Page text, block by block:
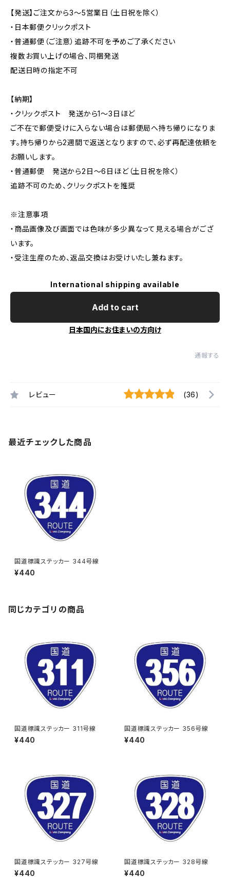
【発送】ご注文から3〜5営業日（土日祝を除く）
・日本郵便クリックポスト
・普通郵便（ご注意）追跡不可を予めご了承ください
複数お買い上げの場合、同梱発送
配送日時の指定不可
【納期】
・クリックポスト 発送から1〜3日ほど
ご不在で郵便受けに入らない場合は郵便局へ持ち帰りになりま
す。持ち帰りから2週間で返送となりますので、必ず再配達依頼を
お願いします。
・普通郵便 発送から2日〜6日ほど（土日祝を除く）
追跡不可のため、クリックポストを推奨
※注意事項
・商品画像及び画面では色味が多少異なって見える場合がござ
います。
・受注生産のため、返品交換はお受けいたし兼ねます。
International shipping available
Add to cart
日本国内にお住まいの方向け
通報する
レビュー (36)
最近チェックした商品
国道標識ステッカー 344号線
¥440
同じカテゴリの商品
国道標識ステッカー 311号線
¥440
国道標識ステッカー 356号線
¥440
国道標識ステッカー 327号線
¥440
国道標識ステッカー 328号線
¥440